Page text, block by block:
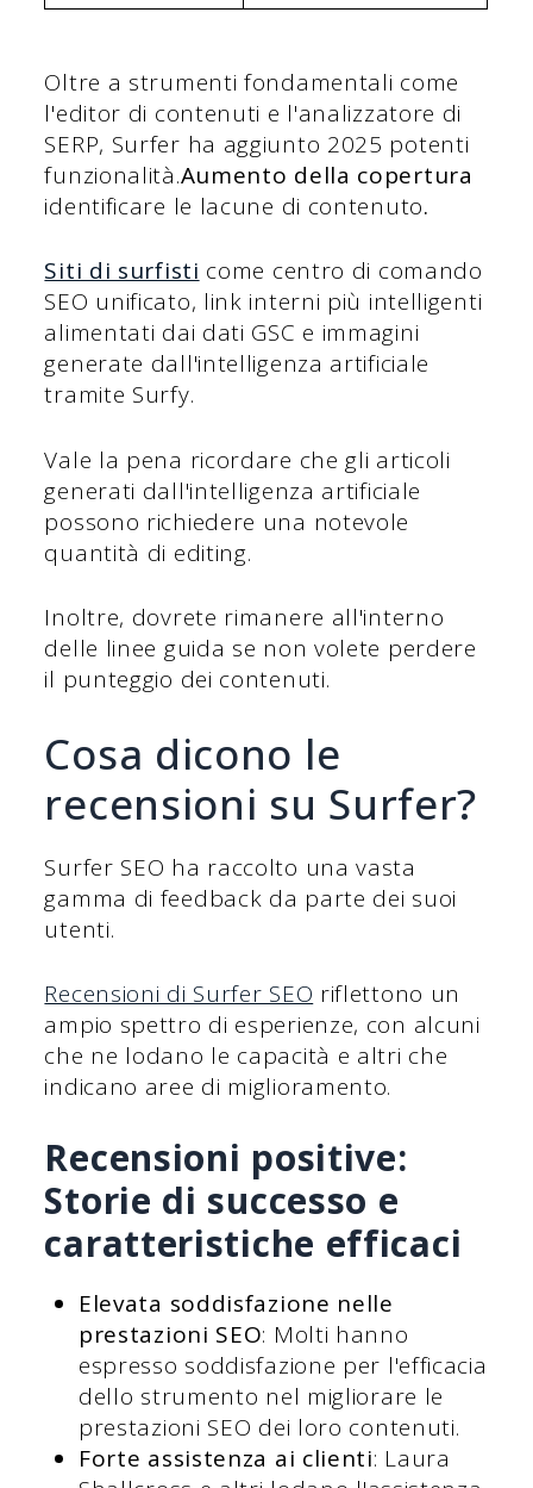
Oltre a strumenti fondamentali come
l'editor di contenuti e l'analizzatore di
SERP, Surfer ha aggiunto 2025 potenti
funzionalità.Aumento della copertura
identificare le lacune di contenuto.
Siti di surfisti come centro di comando
SEO unificato, link interni più intelligenti
alimentati dai dati GSC e immagini
generate dall'intelligenza artificiale
tramite Surfy.
Vale la pena ricordare che gli articoli
generati dall'intelligenza artificiale
possono richiedere una notevole
quantità di editing.
Inoltre, dovrete rimanere all'interno
delle linee guida se non volete perdere
il punteggio dei contenuti.
Cosa dicono le
recensioni su Surfer?
Surfer SEO ha raccolto una vasta
gamma di feedback da parte dei suoi
utenti.
Recensioni di Surfer SEO riflettono un
ampio spettro di esperienze, con alcuni
che ne lodano le capacità e altri che
indicano aree di miglioramento.
Recensioni positive:
Storie di successo e
caratteristiche efficaci
Elevata soddisfazione nelle
prestazioni SEO: Molti hanno
espresso soddisfazione per l'efficacia
dello strumento nel migliorare le
prestazioni SEO dei loro contenuti.
Forte assistenza ai clienti: Laura